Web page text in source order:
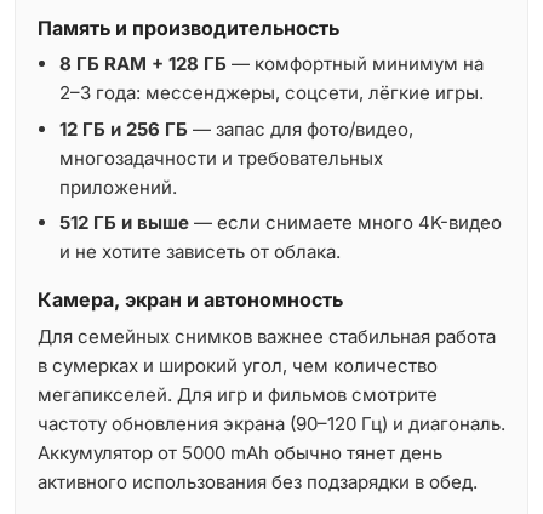
Память и производительность
8 ГБ RAM + 128 ГБ — комфортный минимум на
2–3 года: мессенджеры, соцсети, лёгкие игры.
12 ГБ и 256 ГБ — запас для фото/видео,
многозадачности и требовательных
приложений.
512 ГБ и выше — если снимаете много 4K-видео
и не хотите зависеть от облака.
Камера, экран и автономность
Для семейных снимков важнее стабильная работа
в сумерках и широкий угол, чем количество
мегапикселей. Для игр и фильмов смотрите
частоту обновления экрана (90–120 Гц) и диагональ.
Аккумулятор от 5000 mAh обычно тянет день
активного использования без подзарядки в обед.